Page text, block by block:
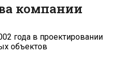
компании
года в проектировании
объектов